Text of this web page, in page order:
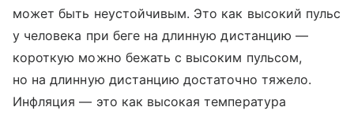
может быть неустойчивым. Это как высокий пульс
у человека при беге на длинную дистанцию —
короткую можно бежать с высоким пульсом,
но на длинную дистанцию достаточно тяжело.
Инфляция — это как высокая температура